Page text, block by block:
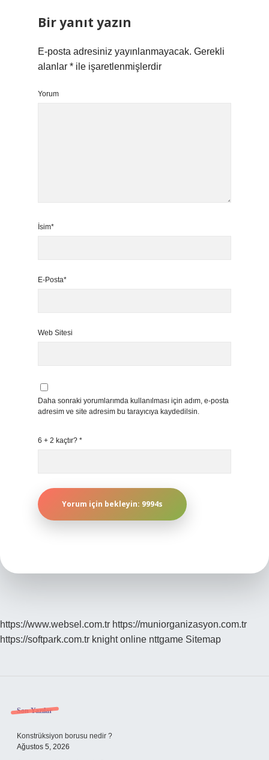
Bir yanıt yazın
E-posta adresiniz yayınlanmayacak. Gerekli
alanlar * ile işaretlenmişlerdir
Yorum
İsim*
E-Posta*
Web Sitesi
Daha sonraki yorumlarımda kullanılması için adım, e-posta
adresim ve site adresim bu tarayıcıya kaydedilsin.
6 + 2 kaçtır? *
https://www.websel.com.tr https://muniorganizasyon.com.tr
https://softpark.com.tr knight online nttgame Sitemap
Sidebar
Son Yazılar
Konstrüksiyon borusu nedir ?
Ağustos 5, 2026